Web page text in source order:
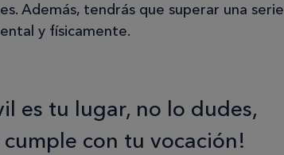
Además, tendrás que superar una serie
y físicamente.
es tu lugar, no lo dudes,
con tu vocación!